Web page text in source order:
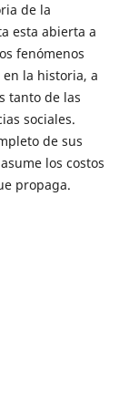
de la
esta abierta a
fenómenos
la historia, a
tanto de las
sociales.
de sus
los costos
propaga.